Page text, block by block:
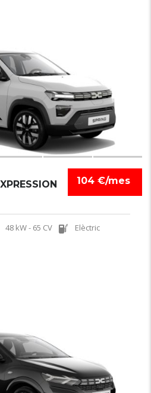
104 €/mes
48 kW - 65 CV Elèctric